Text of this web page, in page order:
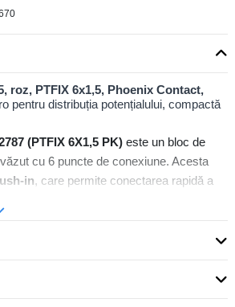
roz, PTFIX 6x1,5, Phoenix Contact,
pentru distribuția potențialului, compactă
(PTFIX 6X1,5 PK) este un bloc de
cu 6 puncte de conexiune. Acesta
in, care permite conectarea rapidă a
și 2,5 mm². De o culoareroz (RAL
ușoară, acest bloc vine deja
pentru instalare imediată.
maximă în spații minime